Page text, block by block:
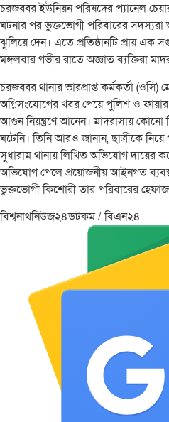
চরজব্বর ইউনিয়ন পরিষদের প্যানেল
ঘটনার পর ভুক্তভোগী পরিবারের সদস্যরা
ঝুলিয়ে দেন। এতে প্রতিষ্ঠানটি প্রায় এক
মঙ্গলবার গভীর রাতে অজ্ঞাত ব্যক্তিরা
চরজব্বর থানার ভারপ্রাপ্ত কর্মকর্তা
অগ্নিসংযোগের খবর পেয়ে পুলিশ ও ফায়ার
আগুন নিয়ন্ত্রণে আনেন। মাদরাসায় কোনো
ঘটেনি। তিনি আরও জানান, ছাত্রীকে
সুধারাম থানায় লিখিত অভিযোগ দায়ের
অভিযোগ পেলে প্রয়োজনীয় আইনগত
ভুক্তভোগী কিশোরী তার পরিবারের
বিশ্বনাথনিউজ২৪ডটকম / বিএন২৪